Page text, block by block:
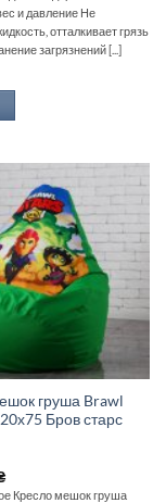
и давление Не
отталкивает грязь
загрязнений [...]
груша Brawl
Бров старс
Кресло мешок груша